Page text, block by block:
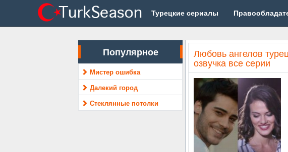
Турецкие сериалы
Популярное
Мистер ошибка
Далекий город
Стеклянные потолки
Любовь ангелов
озвучка все серии